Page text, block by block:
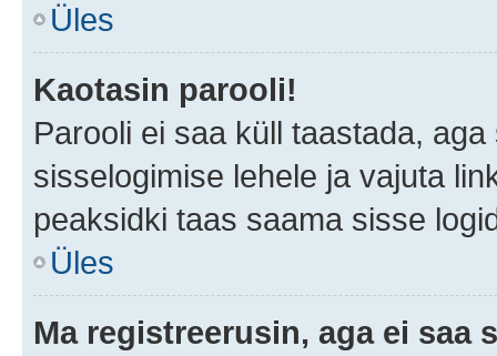
Üles
Kaotasin parooli!
Parooli ei saa küll taastada,
sisselogimise lehele ja vajuta
peaksidki taas saama sisse
Üles
Ma registreerusin, aga ei saa